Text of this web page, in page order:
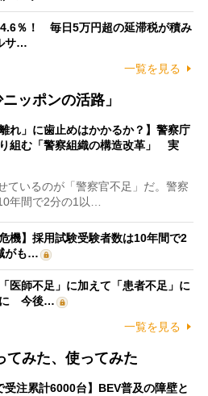
％！ 毎日5万円超の延滞税が積み
サ…
一覧を見る
ッポンの活路」
離れ」に歯止めはかかるか？】警察庁
組む「警察組織の構造改革」 実
いるのが「警察官不足」だ。警察
年間で2分の1以…
機】採用試験受験者数は10年間で2
がも…
医師不足」に加えて「患者不足」に
に 今後…
一覧を見る
てみた、使ってみた
受注累計6000台】BEV普及の障壁と